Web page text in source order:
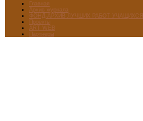
Главная
Архив журнала
ФОНД-АРХИВ ЛУЧШИХ РАБОТ УЧАЩИХСЯ
Проекты
ART WEB
Партнеры